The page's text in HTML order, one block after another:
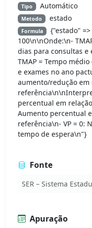
Tipo Automático
Metodo estado
Formula
{"estado" =>
100\n\nOnde:\n-
dias para consultas e
TMAP = Tempo
e exames no ano
aumento/redução em
percentual em
Aumento percentual
referência\n- VP = 0:
tempo de espera\n"}
Fonte
SER – Sistema
Apuração